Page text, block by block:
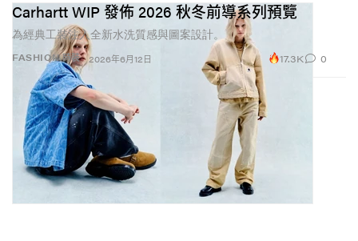
FASHION 時裝
Carhartt WIP 發佈 2026 秋冬前導系列預覽
為經典工裝注入全新水洗質感與圖案設計。
2026年6月12日 17.3K 0